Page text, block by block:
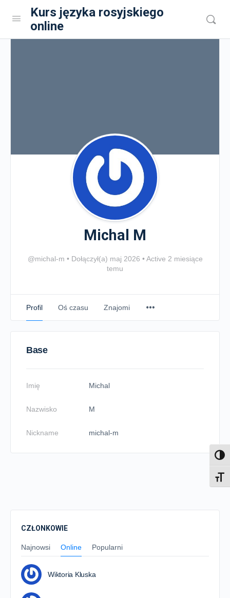
Kurs języka rosyjskiego
online
Michal M
@michal-m • Dołączył(a) maj 2026 • Active 2 miesiące
temu
Profil Oś czasu Znajomi
Base
Imię Michal
Nazwisko M
Nickname michal-m
CZŁONKOWIE
Najnowsi Online Popularni
Wiktoria Kluska